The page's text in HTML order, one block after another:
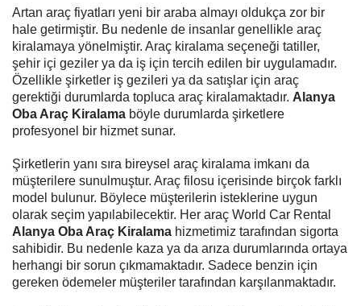
Artan araç fiyatları yeni bir araba almayı oldukça zor bir
hale getirmiştir. Bu nedenle de insanlar genellikle araç
kiralamaya yönelmiştir. Araç kiralama seçeneği tatiller,
şehir içi geziler ya da iş için tercih edilen bir uygulamadır.
Özellikle şirketler iş gezileri ya da satışlar için araç
gerektiği durumlarda topluca araç kiralamaktadır. Alanya
Oba Araç Kiralama böyle durumlarda şirketlere
profesyonel bir hizmet sunar.
Şirketlerin yanı sıra bireysel araç kiralama imkanı da
müşterilere sunulmuştur. Araç filosu içerisinde birçok farklı
model bulunur. Böylece müşterilerin isteklerine uygun
olarak seçim yapılabilecektir. Her araç World Car Rental
Alanya Oba Araç Kiralama hizmetimiz tarafından sigorta
sahibidir. Bu nedenle kaza ya da arıza durumlarında ortaya
herhangi bir sorun çıkmamaktadır. Sadece benzin için
gereken ödemeler müşteriler tarafından karşılanmaktadır.